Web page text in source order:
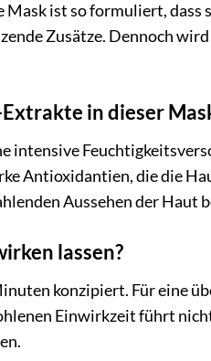
Mask ist so formuliert,
Zusätze. Dennoch
in dieser
intensive
Antioxidantien, die die
Aussehen der Haut
lassen?
konzipiert. Für eine
Einwirkzeit führt